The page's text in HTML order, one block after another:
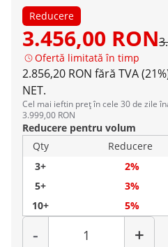
Reducere
3.456,00 RON
Ofertă limitată în timp
2.856,20 RON fără TVA
NET.
Cel mai ieftin preț în cele 30 de zile
3.999,00 RON
Reducere pentru volum
Qty
Reducere
3+
2%
5+
3%
10+
5%
-
Cantitate
+